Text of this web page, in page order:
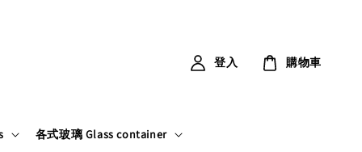
各式玻璃 Glass container
登入 購物車